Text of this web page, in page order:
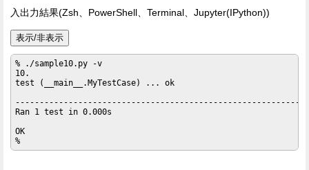
入出力結果(Zsh、PowerShell、Terminal、Jupyter(IPython))
表示/非表示
% ./sample10.py -v
10.
test (__main__.MyTestCase) ... ok
Ran 1 test in 0.000s
OK
%